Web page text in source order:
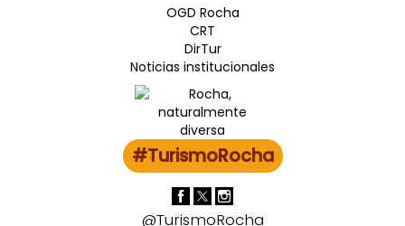
OGD Rocha
CRT
DirTur
Noticias institucionales
#TurismoRocha
@TurismoRocha